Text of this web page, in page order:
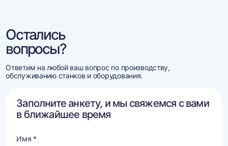
Остались
вопросы?
Ответим на любой ваш вопрос по производству,
обслуживанию станков и оборудования.
Заполните анкету, и мы свяжемся с вами
в ближайшее время
Имя *